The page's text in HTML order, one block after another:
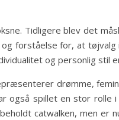
Tidligere blev det
forståelse for, at tøjvalg
og personlig stil
drømme,
også spillet en stor rolle
catwalken, men er